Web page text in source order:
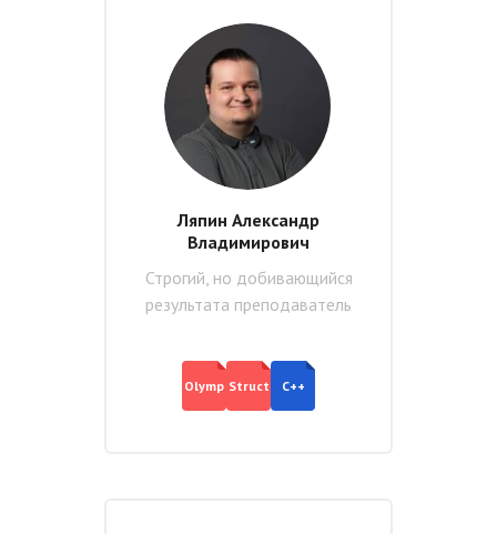
Ляпин Александр
Владимирович
Строгий, но добивающийся
результата преподаватель
Olymp Struct C++